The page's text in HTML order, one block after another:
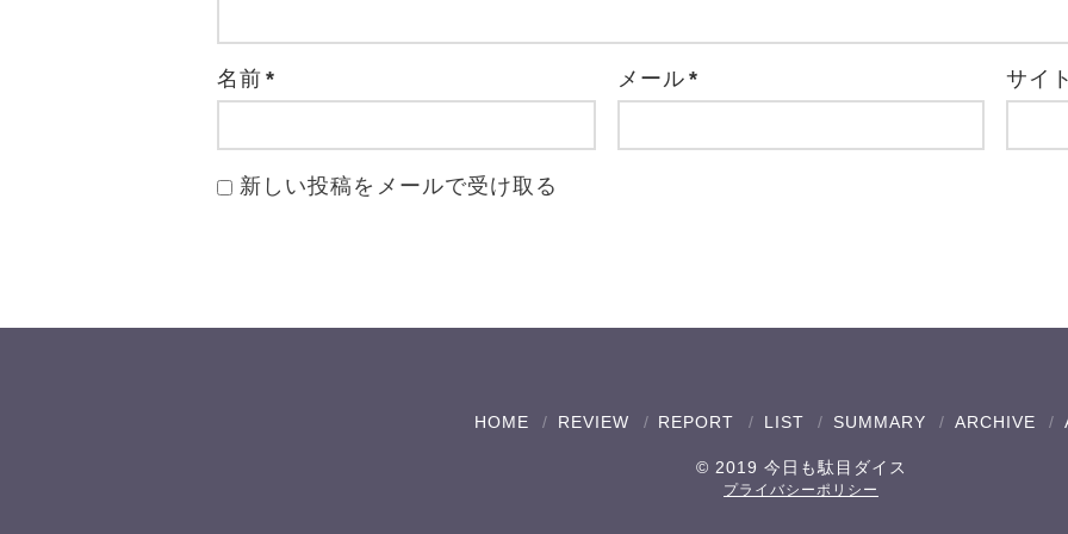
名前* メール* サイト
新しい投稿をメールで受け取る
HOME REVIEW REPORT LIST SUMMARY ARCHIVE
© 2019 今日も駄目ダイス
プライバシーポリシー